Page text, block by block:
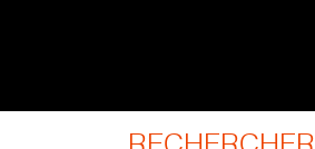
RECHERCHER